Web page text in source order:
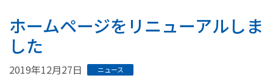
ホームページをリニューアルしま
した
2019年12月27日 ニュース